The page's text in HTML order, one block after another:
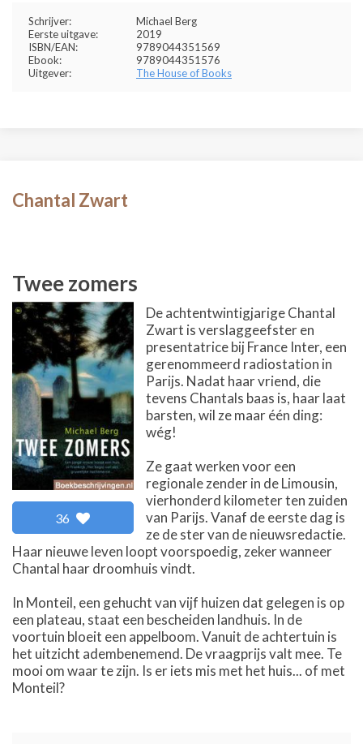
Schrijver:
Michael Berg
Eerste uitgave:
2019
ISBN/EAN:
9789044351569
Ebook:
9789044351576
Uitgever:
The House of Books
Chantal Zwart
Twee zomers
36
De achtentwintigjarige Chantal
Zwart is verslaggeefster en
presentatrice bij France Inter, een
gerenommeerd radiostation in
Parijs. Nadat haar vriend, die
tevens Chantals baas is, haar laat
barsten, wil ze maar één ding:
wég!
Ze gaat werken voor een
regionale zender in de Limousin,
vierhonderd kilometer ten zuiden
van Parijs. Vanaf de eerste dag is
ze de ster van de nieuwsredactie.
Haar nieuwe leven loopt voorspoedig, zeker wanneer
Chantal haar droomhuis vindt.
In Monteil, een gehucht van vijf huizen dat gelegen is op
een plateau, staat een bescheiden landhuis. In de
voortuin bloeit een appelboom. Vanuit de achtertuin is
het uitzicht adembenemend. De vraagprijs valt mee. Te
mooi om waar te zijn. Is er iets mis met het huis... of met
Monteil?